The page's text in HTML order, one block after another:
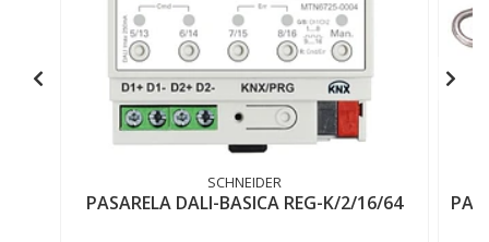
SCHNEIDER
PASARELA DALI-BASICA REG-K/2/16/64